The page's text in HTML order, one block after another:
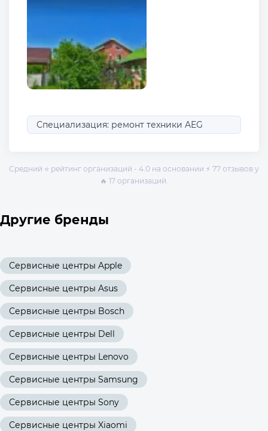
Специализация: ремонт техники AEG
Средний ⭐ рейтинг организаций - 4.0 на основании ⚡ 77 отзывов у
🔥 17 организаций.
Другие бренды
Сервисные центры Apple
Сервисные центры Asus
Сервисные центры Bosch
Сервисные центры Dell
Сервисные центры Lenovo
Сервисные центры Samsung
Сервисные центры Sony
Сервисные центры Xiaomi